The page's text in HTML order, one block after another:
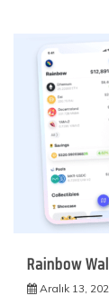
Rainbow
Aralık 13,